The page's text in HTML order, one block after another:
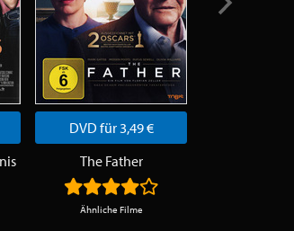
DVD für 3,49 €
The Father
Ähnliche Filme